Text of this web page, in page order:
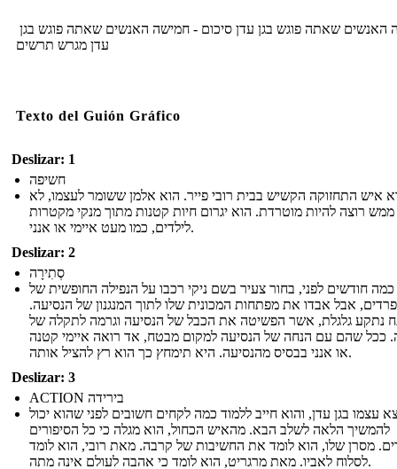
האנשים שאתה פוגש בגן ​​עדן סיכום - חמישה האנשים שאתה פוגש בגן
עדן מגרש תרשים
Texto del Guión Gráfico
Deslizar: 1
חשיפה
איש התחזוקה הקשיש בבית רובי פייר. הוא אלמן ששומר לעצמו, לא
ממש רוצה להיות מוטרדת. הוא יגרום חיות קטנות מתוך מנקי מקטרות
לילדים, כמו מעט איימי או אנני.
Deslizar: 2
סְתִירָה
כמה חודשים לפני, בחור צעיר בשם ניקי רכבו על הנפילה החופשית של
אבל אבדו את מפתחות המכונית שלו לתוך המנגנון של הנסיעה.
נתקע גלגלת, אשר הפשיטה את הכבל של הנסיעה וגרמה לתקלה של
ככל שהם עם הנחה של הנסיעה למקום מבטח, אד רואה איימי קטנה
או אנני בבסיס מהנסיעה. היא תימחץ כך הוא רץ להציל אותה.
Deslizar: 3
ACTION בירידה
עצמו בגן עדן, והוא חייב ללמוד כמה לקחים חשובים לפני שהוא יכול
להמשיך הלאה לשלב הבא. מהאיש הכחול, הוא מגלה כי כל הסיפורים
מסרן שלו, הוא לומד את החשיבות של קרבה. מאת רובי, הוא לומד
לסלוח לאביו. מאת מרגריט, הוא לומד כי אהבה לעולם אינה מתה.